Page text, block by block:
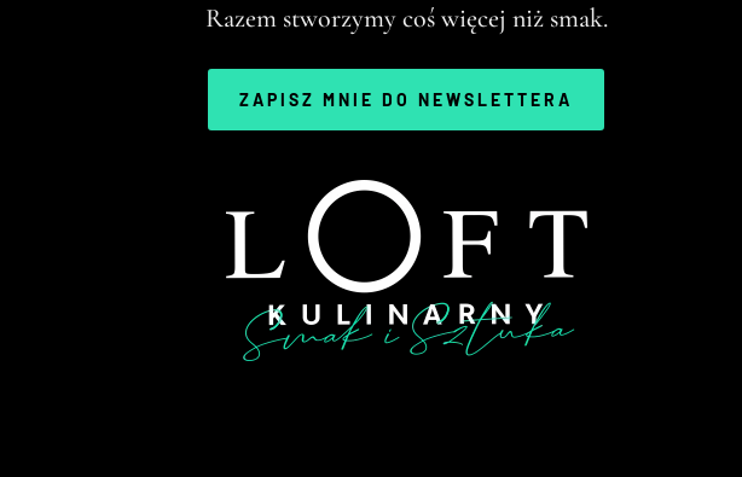
Razem stworzymy coś więcej niż smak.
ZAPISZ MNIE DO NEWSLETTERA